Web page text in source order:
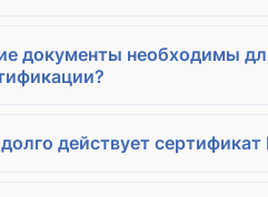
документы необходимы
действует сертификат